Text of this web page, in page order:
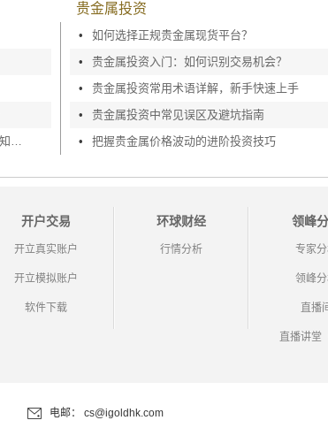
新手贵金属交易入门攻略，贵金属基交易础知识深度剖析
贵金属投资
•
如何选择正规贵金属现货平台？
•
贵金属投资入门：如何识别交易机会？
•
贵金属投资常用术语详解，新手快速上手
•
贵金属投资中常见误区及避坑指南
•
把握贵金属价格波动的进阶投资技巧
开户交易
开立真实账户
开立模拟账户
软件下载
环球财经
行情分析
领峰
专家
领峰
直播
直播讲堂
电邮： cs@igoldhk.com